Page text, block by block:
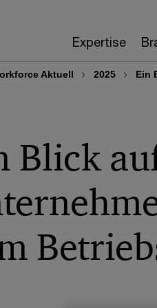
Expertise
Aktuell 2025 Ein
Blick